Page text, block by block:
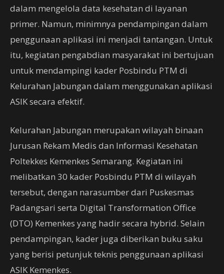
dalam mengelola data kesehatan di layanan
primer. Namun, minimnya pendampingan dalam
penggunaan aplikasi ini menjadi tantangan. Untuk
itu, kegiatan pengabdian masyarakat ini bertujuan
untuk mendampingi kader Posbindu PTM di
Kelurahan Jabungan dalam menggunakan aplikasi
ASIK secara efektif.
Kelurahan Jabungan merupakan wilayah binaan
Jurusan Rekam Medis dan Informasi Kesehatan
Poltekkes Kemenkes Semarang. Kegiatan ini
melibatkan 30 kader Posbindu PTM di wilayah
tersebut, dengan narasumber dari Puskesmas
Padangsari serta Digital Transformation Office
(DTO) Kemenkes yang hadir secara hybrid. Selain
pendampingan, kader juga diberikan buku saku
yang berisi petunjuk teknis penggunaan aplikasi
ASIK Kemenkes.